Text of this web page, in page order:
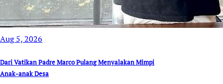
Aug 5, 2026
Dari Vatikan Padre Marco Pulang Menyalakan Mimpi
Anak-anak Desa